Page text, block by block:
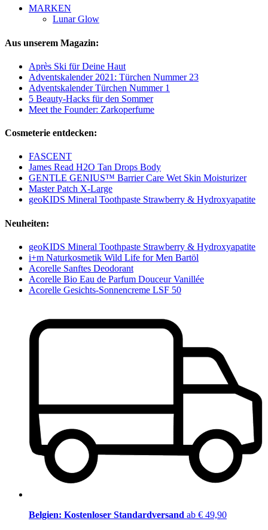
MARKEN
Lunar Glow
Aus unserem Magazin:
Après Ski für Deine Haut
Adventskalender 2021: Türchen Nummer 23
Adventskalender Türchen Nummer 1
5 Beauty-Hacks für den Sommer
Meet the Founder: Zarkoperfume
Cosmeterie entdecken:
FASCENT
James Read H2O Tan Drops Body
GENTLE GENIUS™ Barrier Care Wet Skin Moisturizer
Master Patch X-Large
geoKIDS Mineral Toothpaste Strawberry & Hydroxyapatite
Neuheiten:
geoKIDS Mineral Toothpaste Strawberry & Hydroxyapatite
i+m Naturkosmetik Wild Life for Men Bartöl
Acorelle Sanftes Deodorant
Acorelle Bio Eau de Parfum Douceur Vanillée
Acorelle Gesichts-Sonnencreme LSF 50
Belgien: Kostenloser Standardversand ab € 49,90